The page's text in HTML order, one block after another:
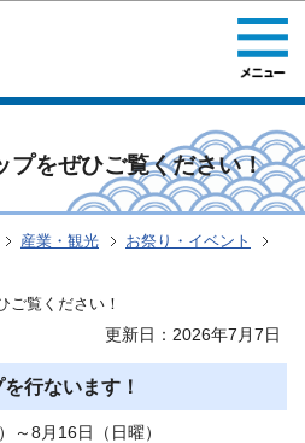
ジの本文へ移動
プをぜひご覧ください！
産業・観光
お祭り・イベント
ご覧ください！
更新日：2026年7月7日
行ないます！
～8月16日（日曜）